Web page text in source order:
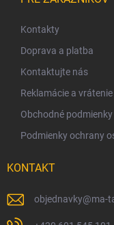
Kontakty
Doprava a platba
Kontaktujte nás
Reklamácie a
Obchodné podmienky
Podmienky ochrany
KONTAKT
objednavky@ma-